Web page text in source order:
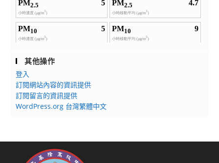
其他操作
登入
訂閱網站內容的資訊提供
訂閱留言的資訊提供
WordPress.org 台灣繁體中文